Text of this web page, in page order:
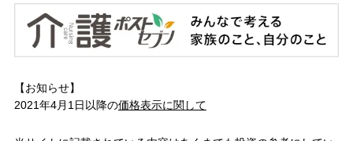
【お知らせ】
2021年4月1日以降の価格表示に関して